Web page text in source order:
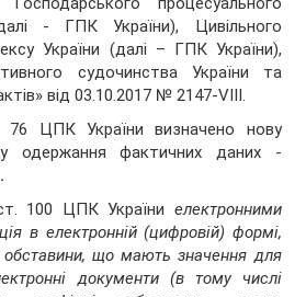
- ГПК України), Цивільного
України (далі – ГПК України),
судочинства України та
від 03.10.2017 № 2147-VIII.
ЦПК України визначено нову
одержання фактичних даних -
100 ЦПК України електронними
в електронній (цифровій) формі,
що мають значення для
документи (в тому числі